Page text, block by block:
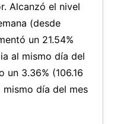
Alcanzó el nivel
(desde
un 21.54%
al mismo día del
un 3.36% (106.16
día del mes